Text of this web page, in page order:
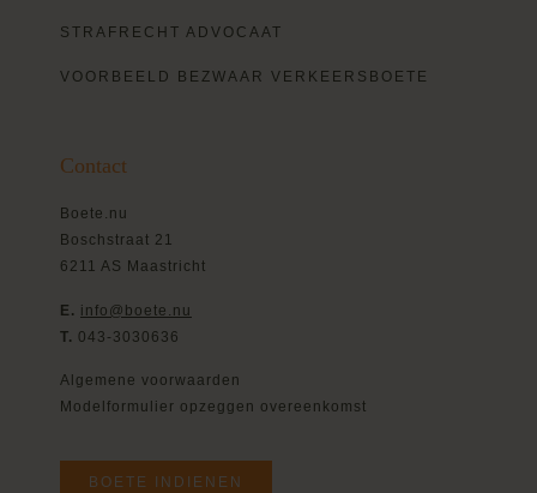
STRAFRECHT ADVOCAAT
VOORBEELD BEZWAAR VERKEERSBOETE
Contact
Boete.nu
Boschstraat 21
6211 AS Maastricht
E. info@boete.nu
T. 043-3030636
Algemene voorwaarden
Modelformulier opzeggen overeenkomst
BOETE INDIENEN